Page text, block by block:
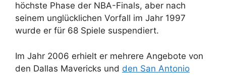
höchste Phase der NBA-Finals, aber nach
seinem unglücklichen Vorfall im Jahr 1997
wurde er für 68 Spiele suspendiert.
Im Jahr 2006 erhielt er mehrere Angebote von
den Dallas Mavericks und den San Antonio